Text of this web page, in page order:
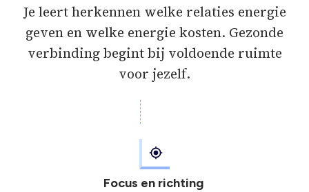
Je leert herkennen welke relaties energie
geven en welke energie kosten. Gezonde
verbinding begint bij voldoende ruimte
voor jezelf.
Focus en richting